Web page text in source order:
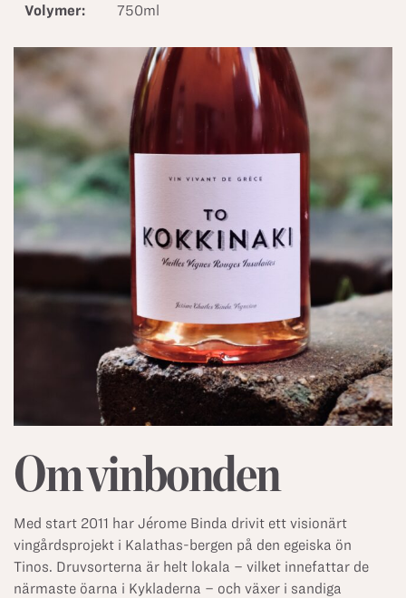
Volymer: 750ml
Om vinbonden
Med start 2011 har Jérome Binda drivit ett visionärt
vingårdsprojekt i Kalathas-bergen på den egeiska ön
Tinos. Druvsorterna är helt lokala – vilket innefattar de
närmaste öarna i Kykladerna – och växer i sandiga